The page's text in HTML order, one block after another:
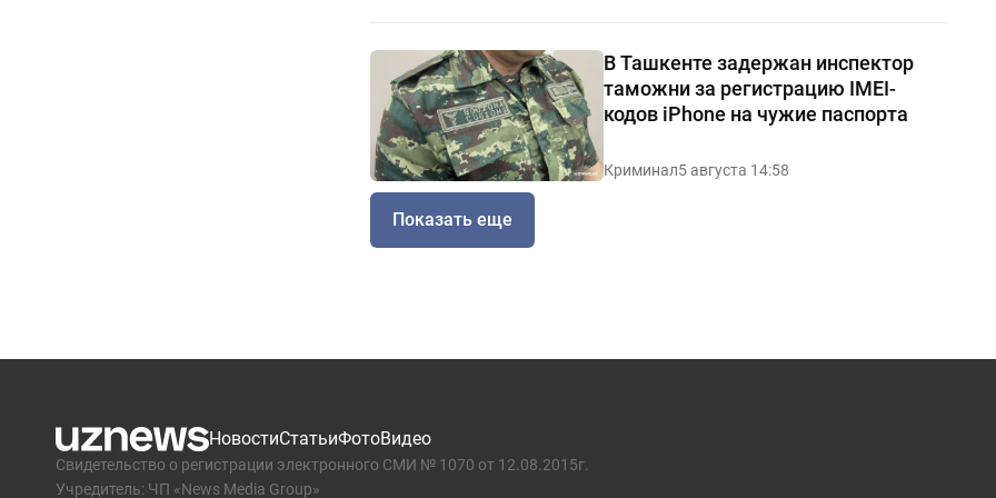
В Ташкенте задержан инспектор
таможни за регистрацию IMEI-
кодов iPhone на чужие паспорта
Криминал5 августа 14:58
Показать еще
НовостиСтатьиФотоВидео
Свидетельство о регистрации электронного СМИ № 1070 от 12.08.2015г.
Учредитель: ЧП «News Media Group»